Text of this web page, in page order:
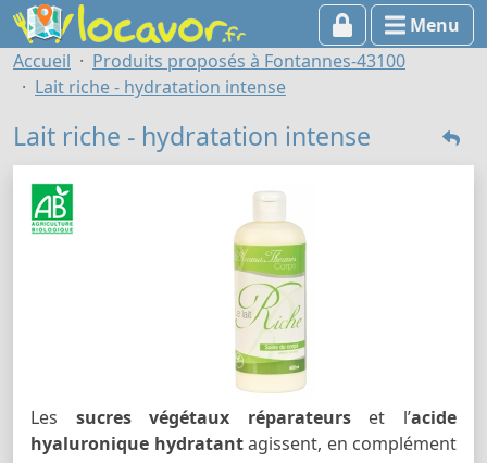
Menu
Accueil
Produits proposés à Fontannes-43100
Lait riche - hydratation intense
Lait riche - hydratation intense
Les sucres végétaux réparateurset l’acide
hyaluronique hydratantagissent, en complément